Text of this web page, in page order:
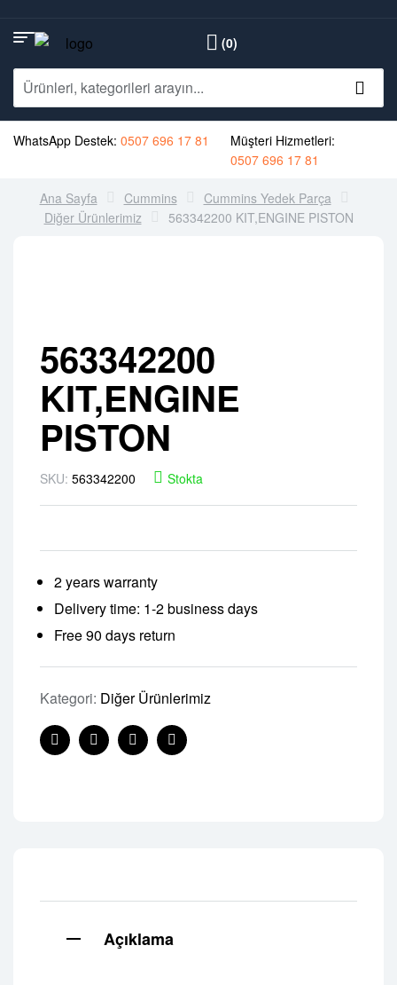
(0)
WhatsApp Destek: 0507 696 17 81
Müşteri Hizmetleri:
0507 696 17 81
Ana Sayfa Cummins
Cummins Yedek Parça
Diğer Ürünlerimiz
563342200 KIT,ENGINE PISTON
563342200
KIT,ENGINE
PISTON
SKU: 563342200 Stokta
2 years warranty
Delivery time: 1-2 business days
Free 90 days return
Kategori: Diğer Ürünlerimiz
FacebookTwitterLinkedinPinterest
Açıklama